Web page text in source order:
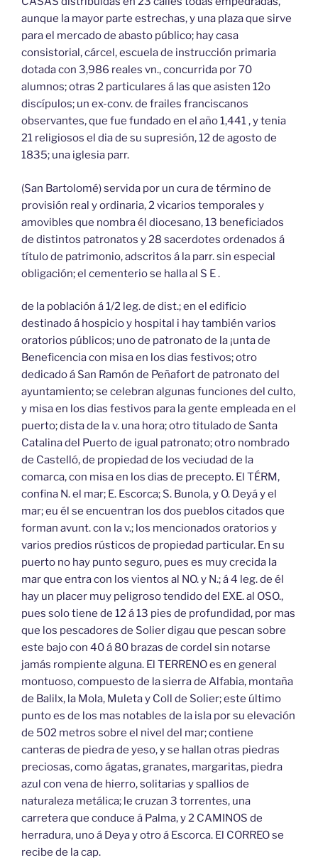
aunque la mayor parte estrechas, y una plaza que sirve
para el mercado de abasto público; hay casa
consistorial, cárcel, escuela de instrucción primaria
dotada con 3,986 reales vn., concurrida por 70
alumnos; otras 2 particulares á las que asisten 12o
discípulos; un ex-conv. de frailes franciscanos
observantes, que fue fundado en el año 1,441 , y tenia
21 religiosos el dia de su supresión, 12 de agosto de
1835; una iglesia parr.
(San Bartolomé) servida por un cura de término de
provisión real y ordinaria, 2 vicarios temporales y
amovibles que nombra él diocesano, 13 beneficiados
de distintos patronatos y 28 sacerdotes ordenados á
título de patrimonio, adscritos á la parr. sin especial
obligación; el cementerio se halla al S E .
de la población á 1/2 leg. de dist.; en el edificio
destinado á hospicio y hospital i hay también varios
oratorios públicos; uno de patronato de la ¡unta de
Beneficencia con misa en los dias festivos; otro
dedicado á San Ramón de Peñafort de patronato del
ayuntamiento; se celebran algunas funciones del culto,
y misa en los dias festivos para la gente empleada en el
puerto; dista de la v. una hora; otro titulado de Santa
Catalina del Puerto de igual patronato; otro nombrado
de Castelló, de propiedad de los veciudad de la
comarca, con misa en los dias de precepto. El TÉRM,
confina N. el mar; E. Escorca; S. Bunola, y O. Deyá y el
mar; eu él se encuentran los dos pueblos citados que
forman avunt. con la v.; los mencionados oratorios y
varios predios rústicos de propiedad particular. En su
puerto no hay punto seguro, pues es muy crecida la
mar que entra con los vientos al NO. y N.; á 4 leg. de él
hay un placer muy peligroso tendido del EXE. al OSO.,
pues solo tiene de 12 á 13 pies de profundidad, por mas
que los pescadores de Solier digau que pescan sobre
este bajo con 40 á 80 brazas de cordel sin notarse
jamás rompiente alguna. El TERRENO es en general
montuoso, compuesto de la sierra de Alfabia, montaña
de Balilx, la Mola, Muleta y Coll de Solier; este último
punto es de los mas notables de la isla por su elevación
de 502 metros sobre el nivel del mar; contiene
canteras de piedra de yeso, y se hallan otras piedras
preciosas, como ágatas, granates, margaritas, piedra
azul con vena de hierro, solitarias y spallios de
naturaleza metálica; le cruzan 3 torrentes, una
carretera que conduce á Palma, y 2 CAMINOS de
herradura, uno á Deya y otro á Escorca. El CORREO se
recibe de la cap.